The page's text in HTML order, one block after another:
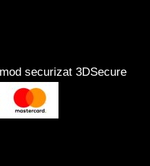
securizat 3DSecure